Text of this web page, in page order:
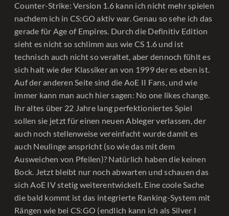
Counter-Strike: Version 1.6 kann ich nicht mehr spielen
nachdem ich in CS:GO aktiv war. Genau so sehe ich das
gerade für Age of Empires. Durch die Definitiv Edition
sieht es nicht so schlimm aus wie CS 1.6 und ist
technisch auch nicht so veraltet, aber dennoch fühlt es
sich halt wie der Klassiker an von 1999 der es eben ist.
Auf der anderen Seite sind die AoE II Fans, und wie
immer kann man auch hier sagen: No one likes change.
Ihr altes über 22 Jahre lang perfektioniertes Spiel
sollen sie jetzt für einen neuen Ableger verlassen, der
auch noch stellenweise vereinfacht wurde damit es
auch Neulinge anspricht (so wie das mit dem
Ausweichen von Pfeilen)? Natürlich haben die keinen
Bock. Jetzt bleibt nur noch abwarten und schauen das
sich AoE IV stetig weiterentwickelt. Eine coole Sache
die bald kommt ist das integrierte Ranking-System mit
Rängen wie bei CS:GO (endlich kann ich als Silver I